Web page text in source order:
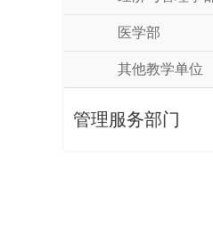
医学部
其他教学单位
管理服务部门